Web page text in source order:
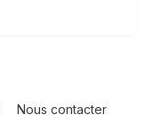
Nous contacter